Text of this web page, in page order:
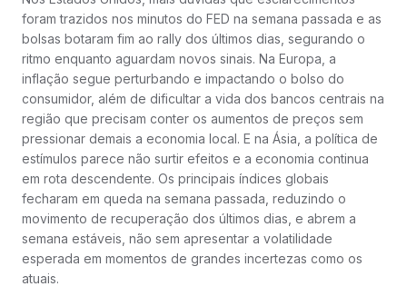
foram trazidos nos minutos do FED na semana passada e as
bolsas botaram fim ao rally dos últimos dias, segurando o
ritmo enquanto aguardam novos sinais. Na Europa, a
inflação segue perturbando e impactando o bolso do
consumidor, além de dificultar a vida dos bancos centrais na
região que precisam conter os aumentos de preços sem
pressionar demais a economia local. E na Ásia, a política de
estímulos parece não surtir efeitos e a economia continua
em rota descendente. Os principais índices globais
fecharam em queda na semana passada, reduzindo o
movimento de recuperação dos últimos dias, e abrem a
semana estáveis, não sem apresentar a volatilidade
esperada em momentos de grandes incertezas como os
atuais.